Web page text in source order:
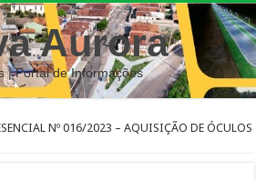
Aurora
| Portal de Informações
Nº 016/2023 – AQUISIÇÃO DE ÓCULOS